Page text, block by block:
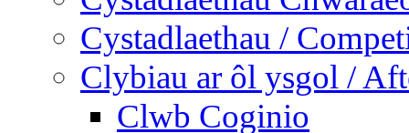
Cystadlaethau /
Clybiau ar ôl ysgol /
Clwb Coginio